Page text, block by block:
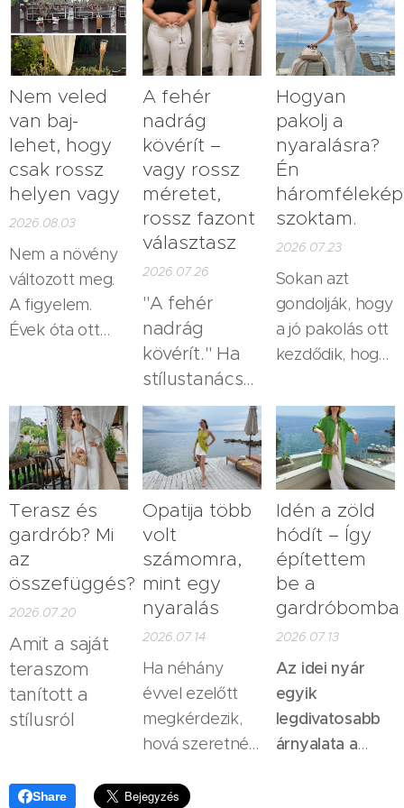
Nem veled
van baj-
lehet, hogy
csak rossz
helyen vagy
2026.08.03
Nem a növény
változott meg.
A figyelem.
Évek óta ott
nagymamámtól
örökölt
növények, a
régi
cserepeikben,
valahol a lomok
között. Nem
dobtam ki őket,
de igazából
nem is
foglalkoztam
velük. Ott
voltak, éltek
észrevettem
A fehér
nadrág
kövérít –
vagy rossz
méretet,
rossz fazont
választasz
2026.07.26
"A fehér
nadrág
kövérít." Ha
stílustanácsadóként
valamit
ezerszer
hallottam az
elmúlt
években,
akkor ez
biztosan
benne van a
top
háromban.
Gyergyai
Krisztina
cikke.
Hogyan
pakolj a
nyaralásra?
Én
szoktam.
2026.07.23
Sokan azt
gondolják, hogy
a jó pakolás ott
kezdődik, hogy
bőröndöt, és
elkezdjük
beletenni a
ruhákat. Pedig
szerintem a
pakolás már
jóval korábban
elkezdődik.
Gyergyai
Krisztina,
stílustanácsadó
cikke.
Terasz és
gardrób? Mi
az
összefüggés?
2026.07.20
Amit a saját
teraszom
tanított a
stílusról
Opatija több
volt
számomra,
mint egy
nyaralás
2026.07.14
Ha néhány
évvel ezelőtt
megkérdezik,
hová szeretnék
valószínűleg
Idén a zöld
hódít – Így
építettem
be a
gardróbomba
2026.07.13
Az idei nyár
egyik
legdivatosabb
árnyalata a
Share